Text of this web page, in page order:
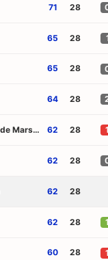
71 28
65 28
65 28
64 28
Olympique de Marsella II 62 28
62 28
62 28
62 28
60 28